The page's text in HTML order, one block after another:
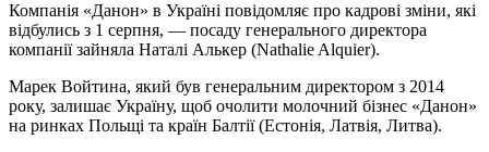
Компанія «Данон» в Україні повідомляє про кадрові зміни, які
відбулись з 1 серпня, — посаду генерального директора
компанії зайняла Наталі Алькер (Nathalie Alquier).
Марек Войтина, який був генеральним директором з 2014
року, залишає Україну, щоб очолити молочний бізнес «Данон»
на ринках Польщі та країн Балтії (Естонія, Латвія, Литва).